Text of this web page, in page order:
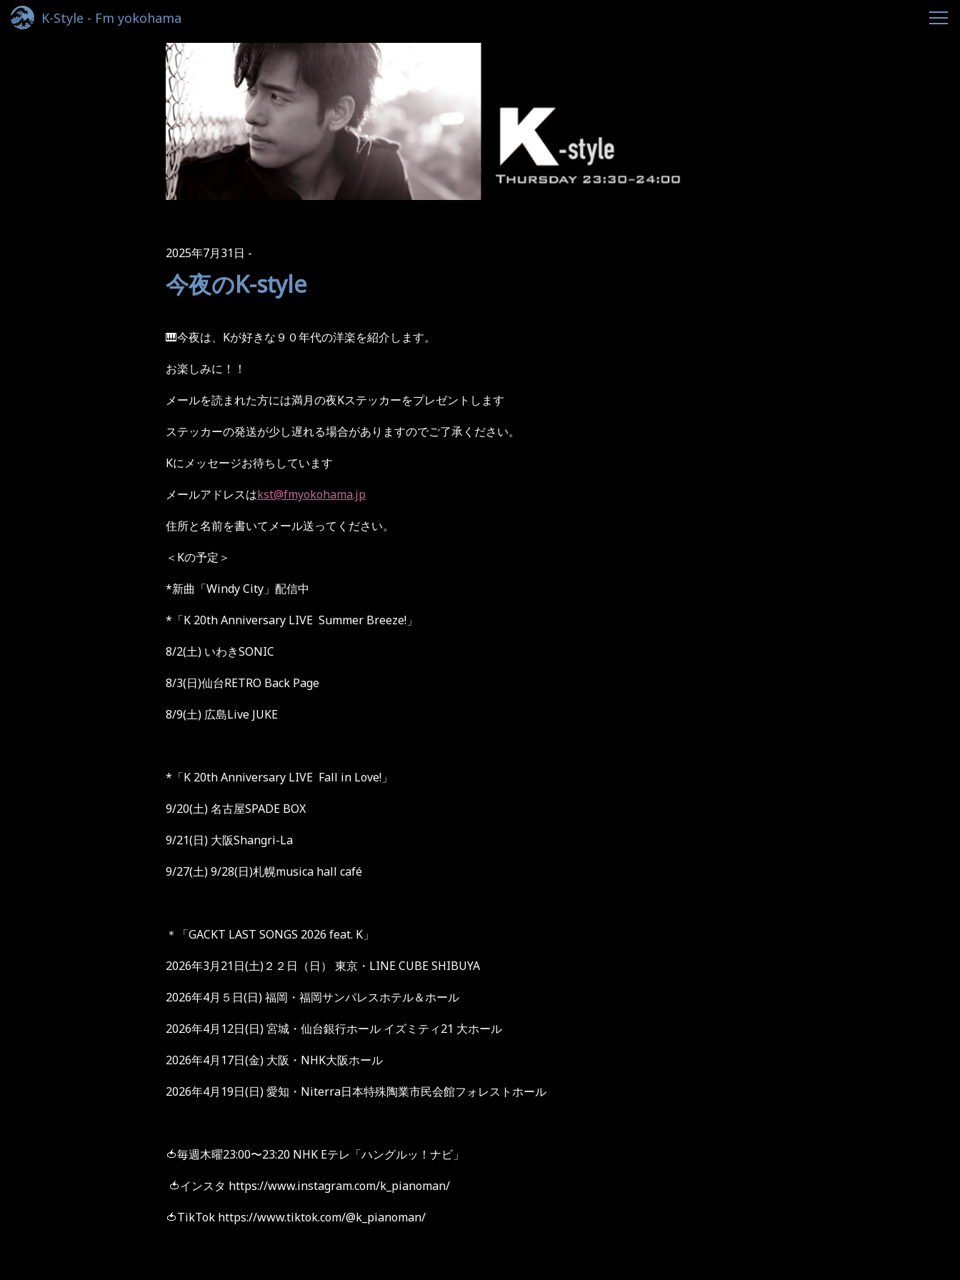
K-Style - Fm yokohama
2025年7月31日
今夜のK-style
🎹今夜は、Kが好きな９０年代の洋楽を紹介します。
お楽しみに！！
メールを読まれた方には満月の夜Kステッカーをプレゼントします
ステッカーの発送が少し遅れる場合がありますのでご了承ください。
Kにメッセージお待ちしています
メールアドレスはkst@fmyokohama.jp
住所と名前を書いてメール送ってください。
＜Kの予定＞
*新曲「Windy City」配信中
*「K 20th Anniversary LIVE Summer Breeze! 」
8/2(土) いわきSONIC
8/3(日)仙台RETRO Back Page
8/9(土) 広島Live JUKE
*「K 20th Anniversary LIVE Fall in Love! 」
9/20(土)名古屋SPADE BOX
9/21(日) 大阪Shangri-La
9/27(土) 9/28(日)札幌musica hall café
＊「GACKT LAST SONGS 2026 feat. K 」
2026年3月21日(土)２２日（日） 東京・ LINE CUBE SHIBUYA
2026年4月５日(日)福岡・福岡サンパレスホテル＆ホール
2026年4月 12日(日)宮城・仙台銀行ホール イズミティ21 大ホール
2026年4月 17日(金) 大阪・ NHK大阪ホール
2026年4月 19日(日)愛知・ Niterra⽇本特殊陶業市⺠会館フォレストホール
🍅毎週木曜23:00〜23:20 NHK Eテレ「ハングルッ！ナビ」
🍅インスタ https://www.instagram.com/k_pianoman/
🍅TikTok https://www.tiktok.com/@k_pianoman/